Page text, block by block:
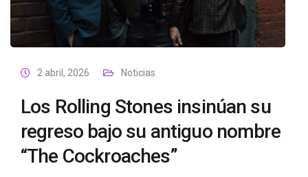
2 abril, 2026 Noticias
Los Rolling Stones insinúan su
regreso bajo su antiguo nombre
“The Cockroaches”